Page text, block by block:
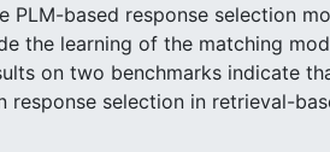
based response selection
the learning of the matching
on two benchmarks indicate
selection in retrieval-